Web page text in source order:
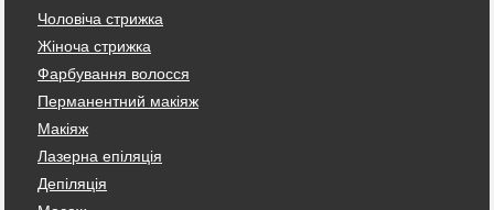
Чоловіча стрижка
Жіноча стрижка
Фарбування волосся
Перманентний макіяж
Макіяж
Лазерна епіляція
Депіляція